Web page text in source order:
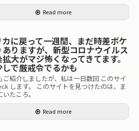
Read more
カに戻って一週間、まだ時差ボケ
ありますが、新型コロナウイルス
大がマジ怖くなってきてます。
しで厳戒令でるかも
ご紹介しましたが、私は一日数回 このサイ
します。 このサイトを見つけたのは、ま
たころ。
Read more